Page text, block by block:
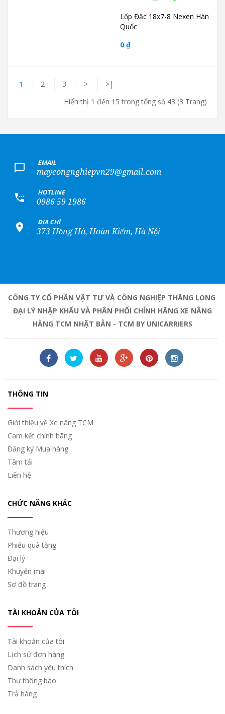
Lốp Đặc 18x7-8 Nexen Hàn
Quốc
0 ₫
1 2 3 >
>|
Hiển thị 1 đến 15 trong tổng số 43 (3 Trang)
EMAIL
maycongnghiepvn29@gmail.com
HOTLINE
0986 59 1986
ĐỊA CHỈ
373 Hồng Hà, Hoàn Kiếm, Hà Nội
CÔNG TY CỔ PHẦN VẬT TƯ VÀ CÔNG NGHIỆP THĂNG LONG
ĐẠI LÝ NHẬP KHẨU VÀ PHÂN PHỐI CHÍNH HÃNG XE NÂNG
HÀNG TCM NHẬT BẢN - TCM BY UNICARRIERS
THÔNG TIN
Giới thiệu về Xe nâng TCM
Cam kết chính hãng
Đăng ký Mua hàng
Tâm tải
Liên hệ
CHỨC NĂNG KHÁC
Thương hiệu
Phiếu quà tặng
Đại lý
Khuyến mãi
Sơ đồ trang
TÀI KHOẢN CỦA TÔI
Tài khoản của tôi
Lịch sử đơn hàng
Danh sách yêu thích
Thư thông báo
Trả hàng